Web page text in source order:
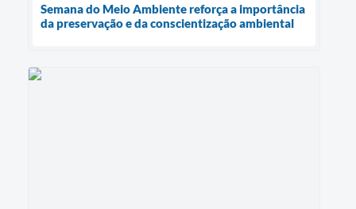
Semana do Meio Ambiente reforça a importância
da preservação e da conscientização ambiental